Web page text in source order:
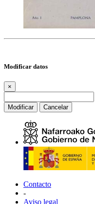
Modificar datos
×
Modificar Cancelar
Contacto
-
Aviso legal